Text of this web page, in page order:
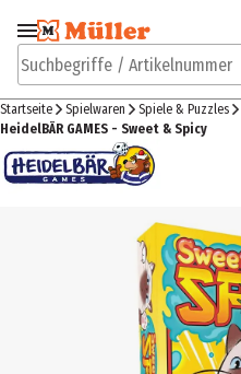
Zur Navigation
springen
Suchbegriffe / Artikelnummer
Startseite Spielwaren Spiele & Puzzles
HeidelBÄR GAMES - Sweet & Spicy